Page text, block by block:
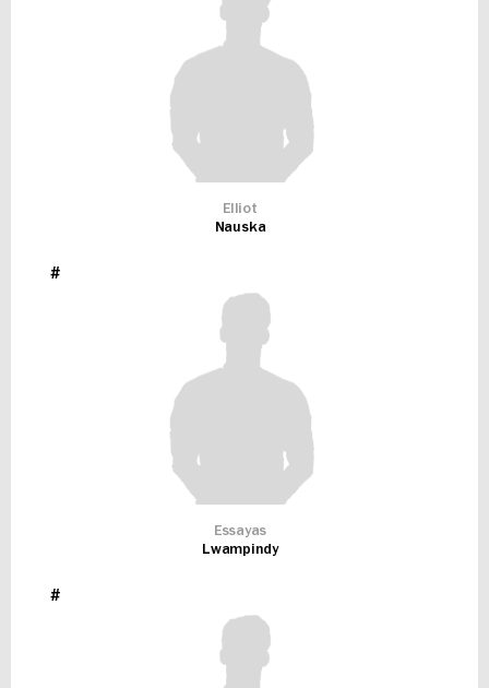
Elliot
Nauska
#
Essayas
Lwampindy
#